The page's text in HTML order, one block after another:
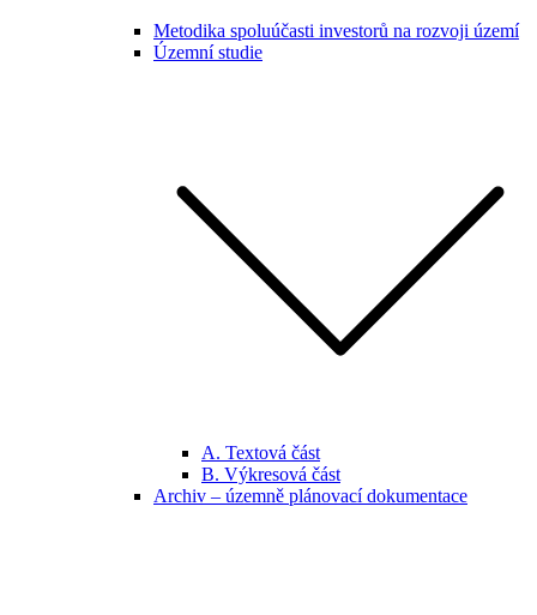
Metodika spoluúčasti investorů na rozvoji území
Územní studie
A. Textová část
B. Výkresová část
Archiv – územně plánovací dokumentace